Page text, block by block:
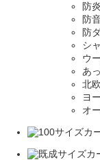
防
防
防
シ
ウ
あ
北
ヨ
オ